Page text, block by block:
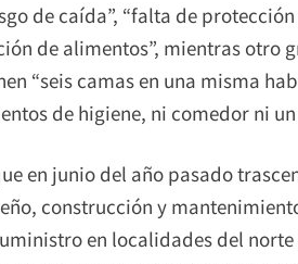
de caída”, “falta de
de alimentos”, mientras otro
“seis camas en una misma
de higiene, ni comedor ni
en junio del año pasado
construcción y
en localidades del